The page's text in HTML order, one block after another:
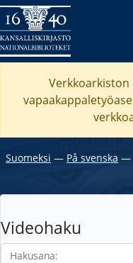
Verkkoarkiston
Suomeksi ― På svenska ―
Videohaku
Hakusana: